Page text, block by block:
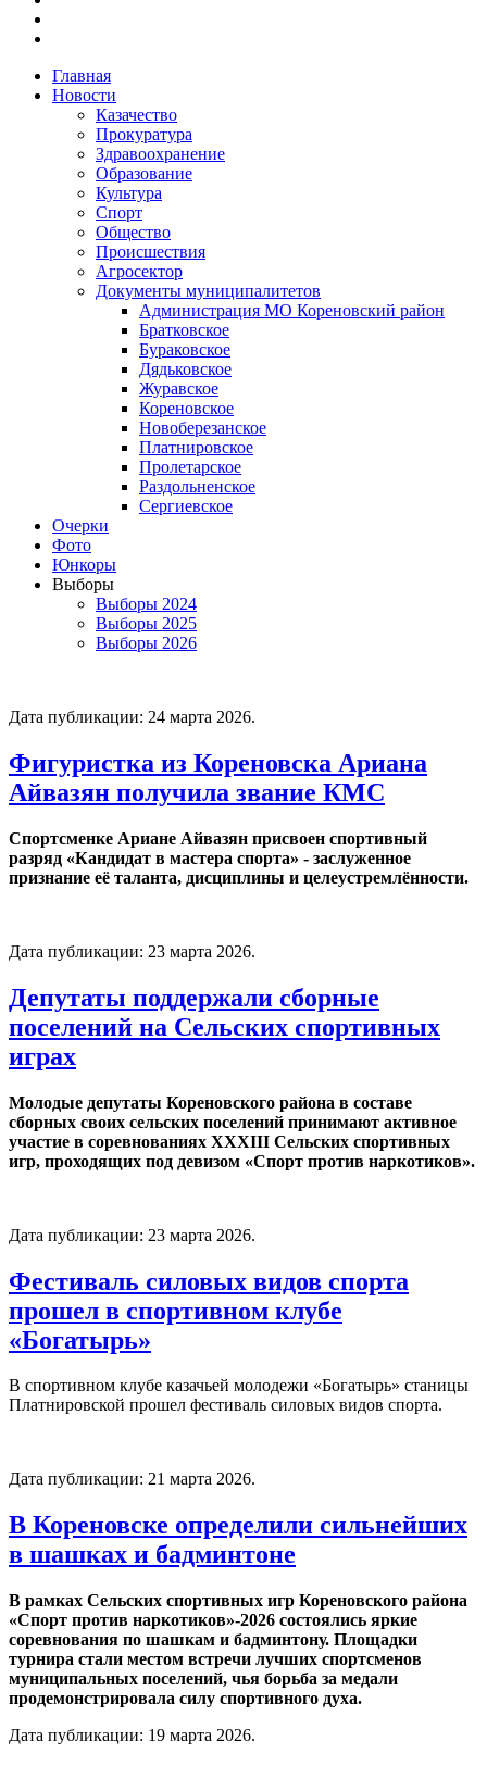
Главная
Новости
Казачество
Прокуратура
Здравоохранение
Образование
Культура
Спорт
Общество
Происшествия
Агросектор
Документы муниципалитетов
Администрация МО Кореновский район
Братковское
Бураковское
Дядьковское
Журавское
Кореновское
Новоберезанское
Платнировское
Пролетарское
Раздольненское
Сергиевское
Очерки
Фото
Юнкоры
Выборы
Выборы 2024
Выборы 2025
Выборы 2026
Дата публикации: 24 марта 2026.
Фигуристка из Кореновска Ариана
Айвазян получила звание КМС
Спортсменке Ариане Айвазян присвоен спортивный
разряд «Кандидат в мастера спорта» - заслуженное
признание её таланта, дисциплины и целеустремлённости.
Дата публикации: 23 марта 2026.
Депутаты поддержали сборные
поселений на Сельских спортивных
играх
Молодые депутаты Кореновского района в составе
сборных своих сельских поселений принимают активное
участие в соревнованиях XXXIII Сельских спортивных
игр, проходящих под девизом «Спорт против наркотиков».
Дата публикации: 23 марта 2026.
Фестиваль силовых видов спорта
прошел в спортивном клубе
«Богатырь»
В спортивном клубе казачьей молодежи «Богатырь» станицы
Платнировской прошел фестиваль силовых видов спорта.
Дата публикации: 21 марта 2026.
В Кореновске определили сильнейших
в шашках и бадминтоне
В рамках Сельских спортивных игр Кореновского района
«Спорт против наркотиков»-2026 состоялись яркие
соревнования по шашкам и бадминтону. Площадки
турнира стали местом встречи лучших спортсменов
муниципальных поселений, чья борьба за медали
продемонстрировала силу спортивного духа.
Дата публикации: 19 марта 2026.